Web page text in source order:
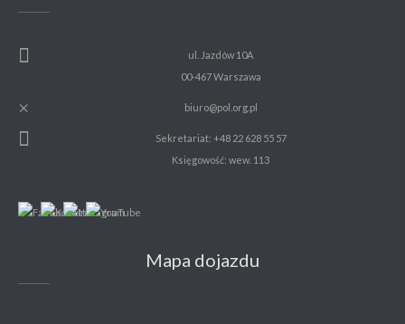
ul. Jazdów 10A
00-467 Warszawa
biuro@pol.org.pl
Sekretariat: +48 22 628 55 57
Księgowość: wew. 113
Mapa dojazdu